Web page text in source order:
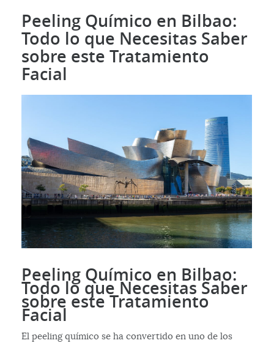
Peeling Químico en Bilbao:
Todo lo que Necesitas Saber
sobre este Tratamiento
Facial
Peeling Químico en Bilbao:
Todo lo que Necesitas Saber
sobre este Tratamiento
Facial
El peeling químico se ha convertido en uno de los